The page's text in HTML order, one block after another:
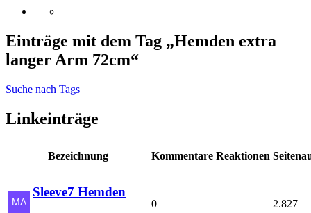
Einträge mit dem Tag „Hemden extra
langer Arm 72cm“
Suche nach Tags
Linkeinträge
Bezeichnung Kommentare Reaktionen
Sleeve7 Hemden
0 2.827